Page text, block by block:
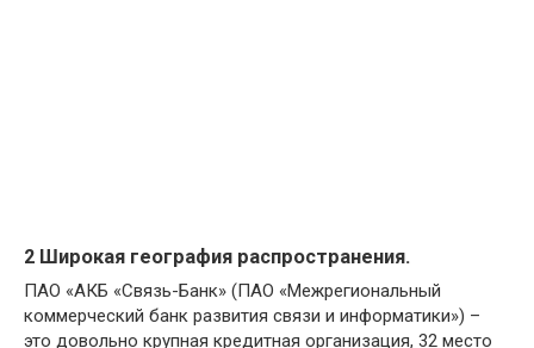
2 Широкая география распространения.
ПАО «АКБ «Связь-Банк» (ПАО «Межрегиональный
коммерческий банк развития связи и информатики») –
это довольно крупная кредитная организация, 32 место